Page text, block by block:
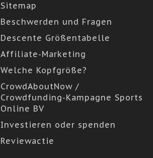
Sitemap
Beschwerden und Fragen
Descente Größentabelle
Affiliate-Marketing
Welche Kopfgröße?
CrowdAboutNow /
Crowdfunding-Kampagne Sports
Online BV
Investieren oder spenden
Reviewactie